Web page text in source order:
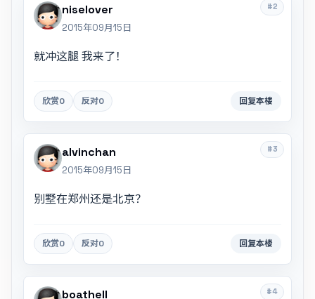
#2
niselover
2015年09月15日
就冲这腿 我来了！
欣赏0 反对0 回复本楼
#3
alvinchan
2015年09月15日
别墅在郑州还是北京？
欣赏0 反对0 回复本楼
#4
boathell